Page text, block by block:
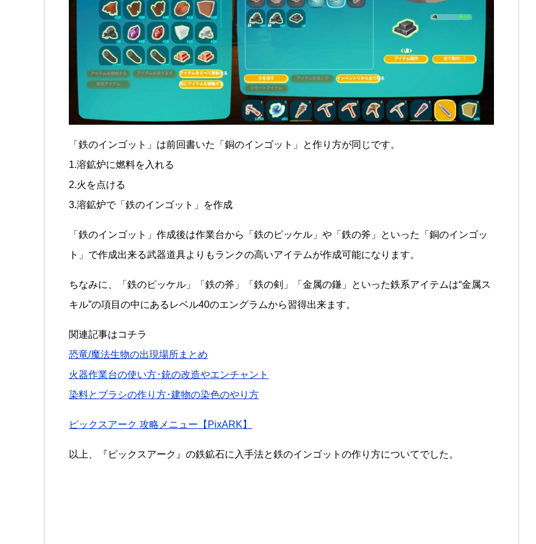
「鉄のインゴット」は前回書いた「銅のインゴット」と作り方が同じです。
1.溶鉱炉に燃料を入れる
2.火を点ける
3.溶鉱炉で「鉄のインゴット」を作成
「鉄のインゴット」作成後は作業台から「鉄のピッケル」や「鉄の斧」といった「銅のインゴッ
ト」で作成出来る武器道具よりもランクの高いアイテムが作成可能になります。
ちなみに、「鉄のピッケル」「鉄の斧」「鉄の剣」「金属の鎌」といった鉄系アイテムは“金属ス
キル”の項目の中にあるレベル40のエングラムから習得出来ます。
関連記事はコチラ
恐竜/魔法生物の出現場所まとめ
火器作業台の使い方･銃の改造やエンチャント
染料とブラシの作り方･建物の染色のやり方
ピックスアーク 攻略メニュー【PixARK】
以上、『ピックスアーク』の鉄鉱石に入手法と鉄のインゴットの作り方についてでした。